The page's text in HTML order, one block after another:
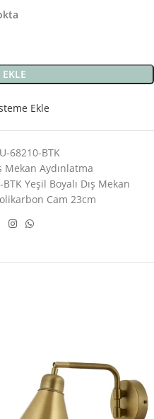
EKLE
Ekle
68210-BTK
Mekan Aydınlatma
Yeşil Boyalı Dış Mekan
Cam 23cm